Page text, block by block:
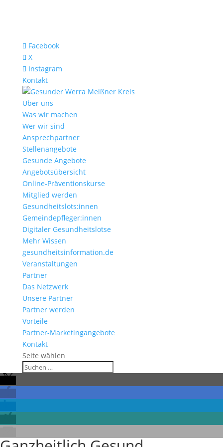
Facebook
X
Instagram
Kontakt
Über uns
Was wir machen
Wer wir sind
Ansprechpartner
Stellenangebote
Gesunde Angebote
Angebotsübersicht
Online-Präventionskurse
Mitglied werden
Gesundheitslots:innen
Gemeindepfleger:innen
Digitaler Gesundheitslotse
Mehr Wissen
gesundheitsinformation.de
Veranstaltungen
Partner
Das Netzwerk
Unsere Partner
Partner werden
Vorteile
Partner-Marketingangebote
Kontakt
Seite wählen